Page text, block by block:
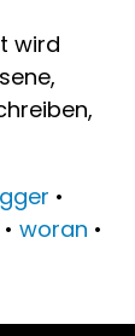
wird
•
• woran •